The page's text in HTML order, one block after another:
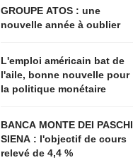
GROUPE ATOS : une
nouvelle année à oublier
L'emploi américain bat de
l'aile, bonne nouvelle pour
la politique monétaire
BANCA MONTE DEI PASCHI
SIENA : l'objectif de cours
relevé de 4,4 %